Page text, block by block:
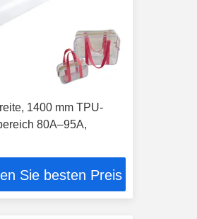
1400 mm TPU-
80A–95A,
Sie besten Preis